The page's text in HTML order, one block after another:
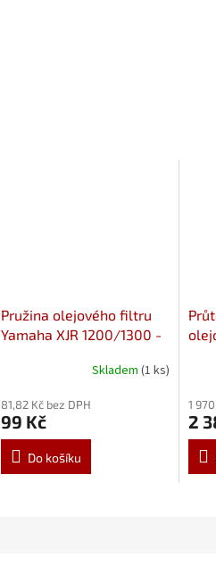
Pružina olejového filtru
Yamaha XJR 1200/1300 -
Skladem(1 ks)
81,82 Kč bez DPH
99 Kč
Do košíku
1
2